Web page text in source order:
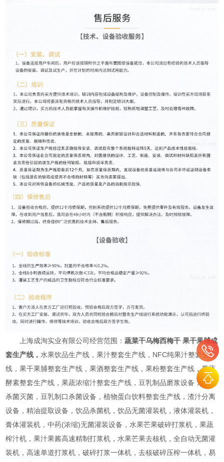
上海成洵实业有限公司经营范围：蔬菜干乌梅西梅干 果干果脯成
套生产线 ， 水果饮品生产线，果汁整套生产线，NFC纯果汁整套生产
线，果干果脯整套生产线，果酒整套生产线，果粉整套生产线，果蔬
酵素整套生产线，果蔬浓缩汁整套生产线，豆乳制品磨浆设备，巴氏
杀菌灭菌，豆乳制口杀菌设备，植物蛋白饮料整套生产线，渣汁分离
设备，精油提取设备，饮品杀菌机，饮品无菌灌装机，液体灌装机，
膏体灌装机，中药(浓缩)无菌灌装设备，水果芒果破碎打浆机，果蔬
榨汁机，果汁果酱高速精制打浆机，水果芒果去核机，全自动无菌灌
装机，高速单道打浆机，破碎打浆一体机，去核破碎压榨一体机，易